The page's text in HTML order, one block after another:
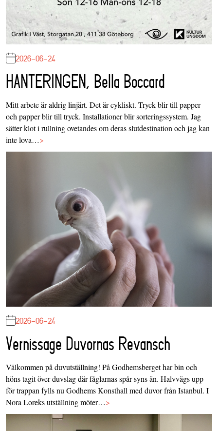
2026-06-24
HANTERINGEN, Bella Boccard
Mitt arbete är aldrig linjärt. Det är cykliskt. Tryck blir till papper
och papper blir till tryck. Installationer blir sorteringssystem. Jag
sätter klot i rullning ovetandes om deras slutdestination och jag kan
inte lova…>
2026-06-24
Vernissage Duvornas Revansch
Välkommen på duvutställning! På Godhemsberget har bin och
höns tagit över duvslag där fåglarnas spår syns än. Halvvägs upp
för trappan fylls nu Godhems Konsthall med duvor från Istanbul. I
Nora Loreks utställning möter…>